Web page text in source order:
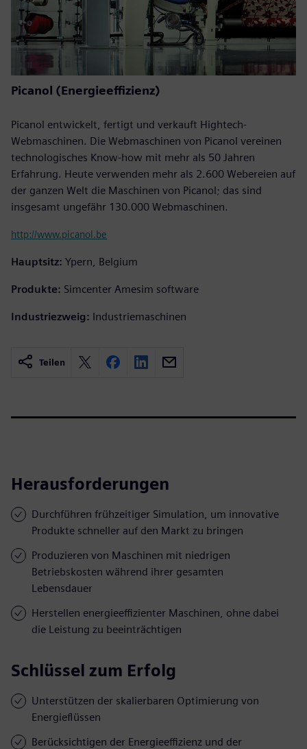
Picanol (Energieeffizienz)
Picanol entwickelt, fertigt und verkauft Hightech-
Webmaschinen. Die Webmaschinen von Picanol vereinen
technologisches Know-how mit mehr als 50 Jahren
Erfahrung. Heute verwenden mehr als 2.600 Webereien auf
der ganzen Welt die Maschinen von Picanol; das sind
insgesamt ungefähr 130.000 Webmaschinen.
http://www.picanol.be
Hauptsitz: Ypern, Belgium
Produkte: Simcenter Amesim software
Industriezweig: Industriemaschinen
Teilen
Herausforderungen
Durchführen frühzeitiger Simulation, um innovative
Produkte schneller auf den Markt zu bringen
Produzieren von Maschinen mit niedrigen
Betriebskosten während ihrer gesamten
Lebensdauer
Herstellen energieeffizienter Maschinen, ohne dabei
die Leistung zu beeinträchtigen
Schlüssel zum Erfolg
Unterstützen der skalierbaren Optimierung von
Energieflüssen
Berücksichtigen der Energieeffizienz und der